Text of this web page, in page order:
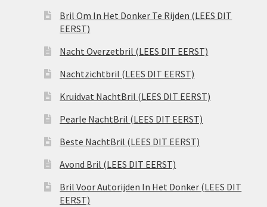
Bril Om In Het Donker Te Rijden (LEES DIT
EERST)
Nacht Overzetbril (LEES DIT EERST)
Nachtzichtbril (LEES DIT EERST)
Kruidvat NachtBril (LEES DIT EERST)
Pearle NachtBril (LEES DIT EERST)
Beste NachtBril (LEES DIT EERST)
Avond Bril (LEES DIT EERST)
Bril Voor Autorijden In Het Donker (LEES DIT
EERST)